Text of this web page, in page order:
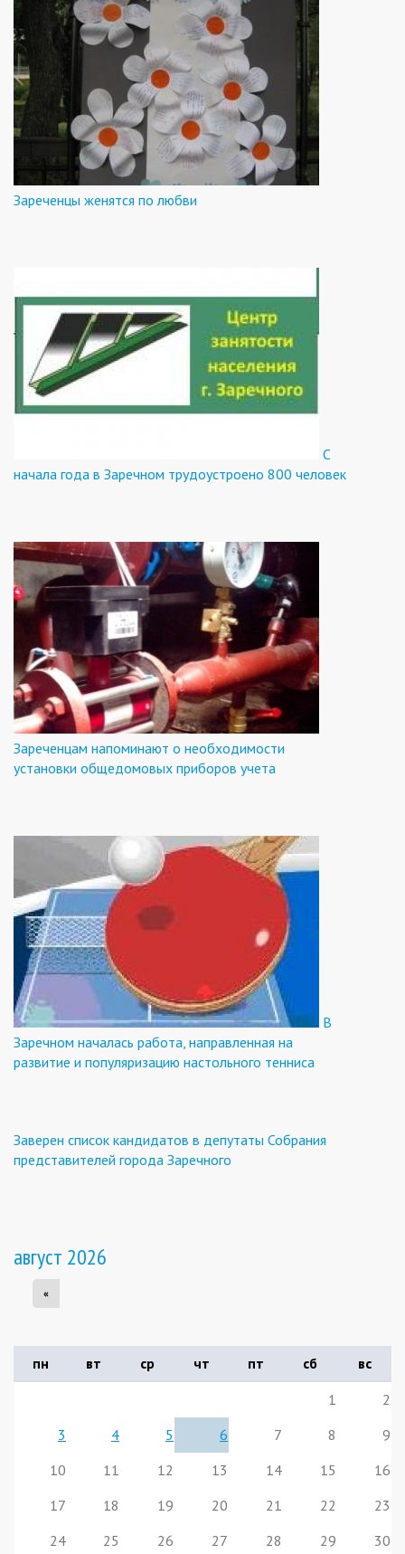
Зареченцы женятся по любви
С
начала года в Заречном трудоустроено 800 человек
Зареченцам напоминают о необходимости
установки общедомовых приборов учета
В
Заречном началась работа, направленная на
развитие и популяризацию настольного тенниса
Заверен список кандидатов в депутаты Собрания
представителей города Заречного
август 2026
«
пн вт ср чт пт сб
вс
1
2
3
4 5 6 7 8
9
10
11 12 13 14 15
16
17
18 19 20 21 22
23
24
25 26 27 28 29
30